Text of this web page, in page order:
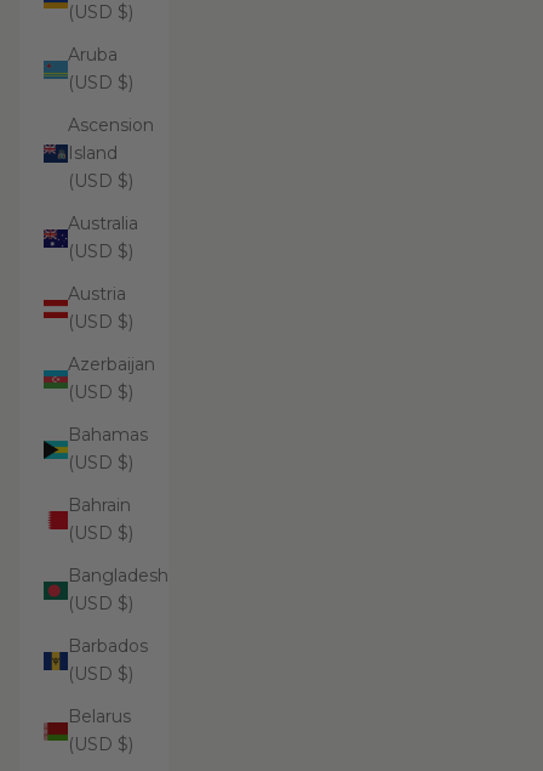
(USD $)
Aruba
(USD $)
Ascension
Island
(USD $)
Australia
(USD $)
Austria
(USD $)
Azerbaijan
(USD $)
Bahamas
(USD $)
Bahrain
(USD $)
Bangladesh
(USD $)
Barbados
(USD $)
Belarus
(USD $)